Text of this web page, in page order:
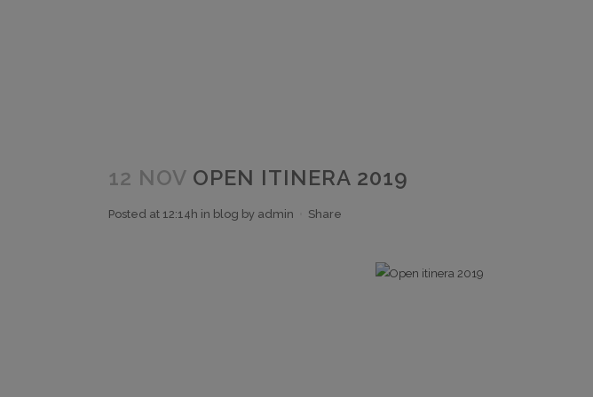
12 NOV OPEN ITINERA 2019
Posted at 12:14h in blog by admin Share